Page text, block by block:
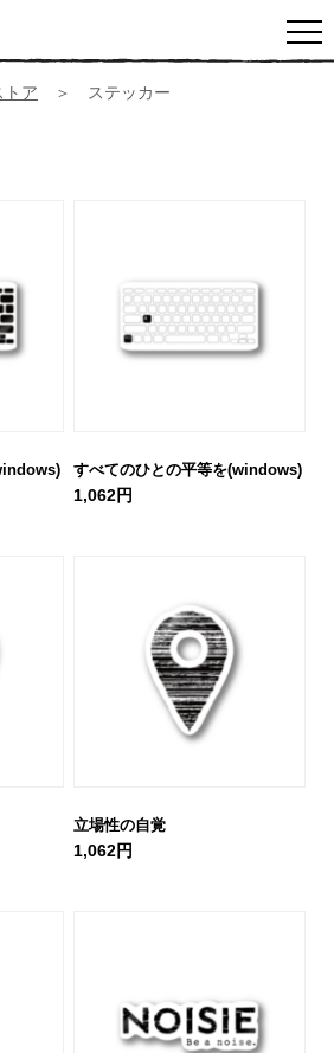
トア ＞ ステッカー
すべてのひとの平等を(windows)
1,062円
立場性の自覚
1,062円